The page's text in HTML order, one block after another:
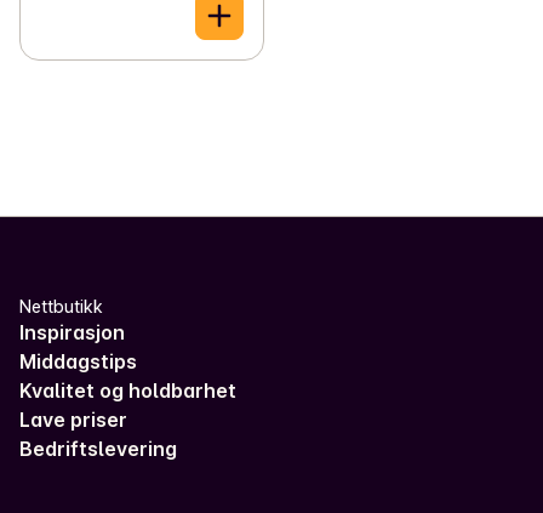
Nettbutikk
Inspirasjon
Middagstips
Kvalitet og holdbarhet
Lave priser
Bedriftslevering